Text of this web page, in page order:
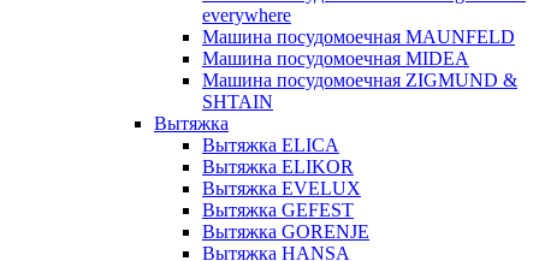
everywhere
Машина посудомоечная MAUNFELD
Машина посудомоечная MIDEA
Машина посудомоечная ZIGMUND &
SHTAIN
Вытяжка
Вытяжка ELICA
Вытяжка ELIKOR
Вытяжка EVELUX
Вытяжка GEFEST
Вытяжка GORENJE
Вытяжка HANSA